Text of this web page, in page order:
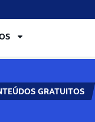
GRATUITOS